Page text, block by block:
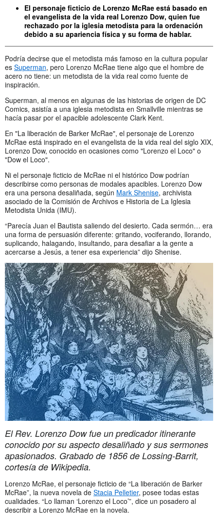
El personaje ficticio de Lorenzo McRae está basado en
el evangelista de la vida real Lorenzo Dow, quien fue
rechazado por la iglesia metodista para la ordenación
debido a su apariencia física y su forma de hablar.
Podría decirse que el metodista más famoso en la cultura popular
es Superman, pero Lorenzo McRae tiene algo que el hombre de
acero no tiene: un metodista de la vida real como fuente de
inspiración.
Superman, al menos en algunas de las historias de origen de DC
Comics, asistía a una iglesia metodista en Smallville mientras se
hacía pasar por el apacible adolescente Clark Kent.
En "La liberación de Barker McRae", el personaje de Lorenzo
McRae está inspirado en el evangelista de la vida real del siglo XIX,
Lorenzo Dow, conocido en ocasiones como "Lorenzo el Loco" o
"Dow el Loco".
Ni el personaje ficticio de McRae ni el histórico Dow podrían
describirse como personas de modales apacibles. Lorenzo Dow
era una persona desaliñada, según Mark Shenise, archivista
asociado de la Comisión de Archivos e Historia de La Iglesia
Metodista Unida (IMU).
“Parecía Juan el Bautista saliendo del desierto. Cada sermón… era
una forma de persuasión diferente: gritando, vociferando, llorando,
suplicando, halagando, insultando, para desafiar a la gente a
acercarse a Jesús, a tener esa experiencia” dijo Shenise.
El Rev. Lorenzo Dow fue un predicador itinerante
conocido por su aspecto desaliñado y sus sermones
apasionados. Grabado de 1856 de Lossing-Barrit,
cortesía de Wikipedia.
Lorenzo McRae, el personaje ficticio de “La liberación de Barker
McRae”, la nueva novela de Stacia Pelletier, posee todas estas
cualidades. “Lo llaman ‘Lorenzo el Loco’”, dice un posadero al
describir a Lorenzo McRae en la novela.